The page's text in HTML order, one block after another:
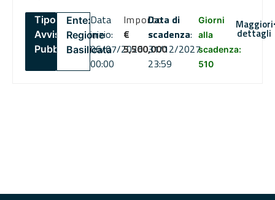
Tipo:
Avviso
Pubblico
Ente:
Regione
Basilicata
Data
inizio:
06/07/2026
00:00
Importo
€
5,500,000
Data di
scadenza:
31/12/2027
23:59
Giorni
alla
scadenza:
510
Maggiori
dettagli